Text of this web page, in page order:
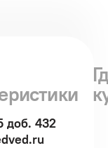
доб. 432